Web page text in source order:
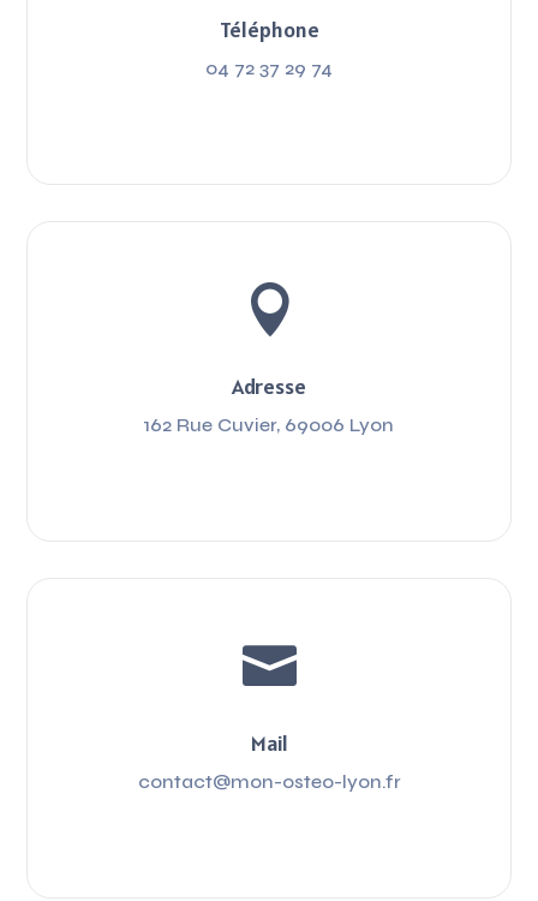
Téléphone
04 72 37 29 74

Adresse
162 Rue Cuvier, 69006 Lyon

Mail
contact@mon-osteo-lyon.fr